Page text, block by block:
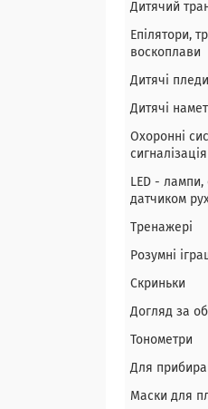
Дитячий
Епілятори,
воскоплави
Дитячі
Дитячі
Охоронні
сигналізація
LED - лампи,
датчиком
Тренажері
Розумні
Скриньки
Догляд за
Тонометри
Для
Маски для